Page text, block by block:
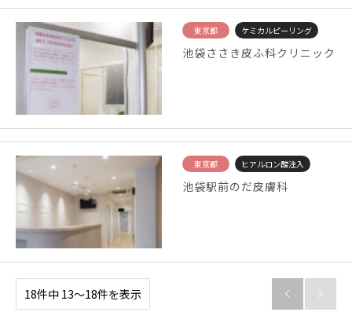
東京都 ケミカルピーリング
池袋ささき皮ふ科クリニック
東京都 ヒアルロン酸注入
池袋駅前のだ皮膚科
18件中 13〜18件を表示  